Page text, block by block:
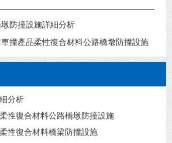
防撞設施詳細分析
撞產品柔性復合材料公路橋墩防撞設施
分析
性復合材料公路橋墩防撞設施
性復合材料橋梁防撞設施